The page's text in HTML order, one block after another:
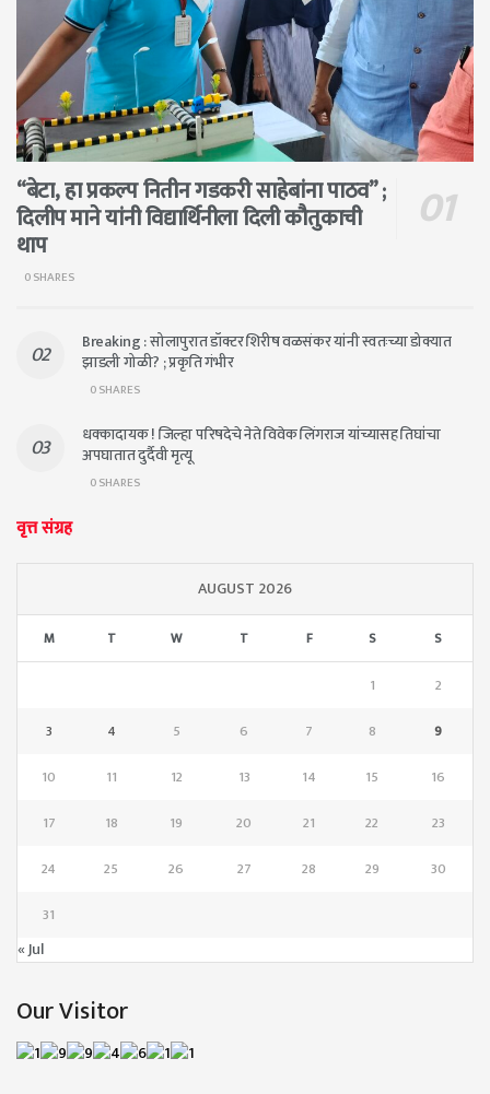
“बेटा, हा प्रकल्प नितीन गडकरी साहेबांना पाठव” ;
दिलीप माने यांनी विद्यार्थिनीला दिली कौतुकाची
थाप
0 SHARES
Breaking : सोलापुरात डॉक्टर शिरीष वळसंकर यांनी स्वतःच्या डोक्यात
झाडली गोळी? ; प्रकृति गंभीर
0 SHARES
धक्कादायक ! जिल्हा परिषदेचे नेते विवेक लिंगराज यांच्यासह तिघांचा
अपघातात दुर्दैवी मृत्यू
0 SHARES
वृत्त संग्रह
AUGUST 2026
M T W T F S S
1
2
3
4 5 6 7 8
9
10
11 12 13 14 15
16
17
18 19 20 21 22
23
24
25 26 27 28 29
30
31
« Jul
Our Visitor